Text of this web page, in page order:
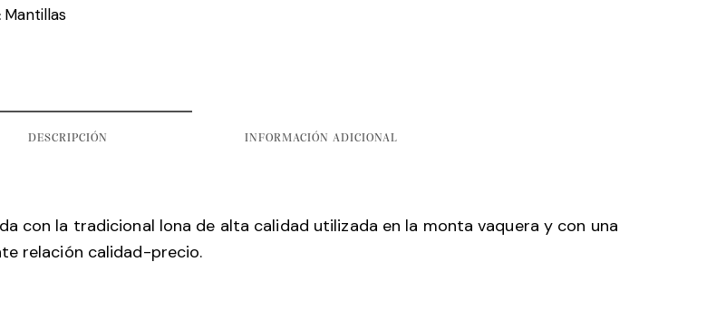
Mantillas
DESCRIPCIÓN INFORMACIÓN ADICIONAL
con la tradicional lona de alta calidad utilizada en la monta vaquera y con una
relación calidad-precio.